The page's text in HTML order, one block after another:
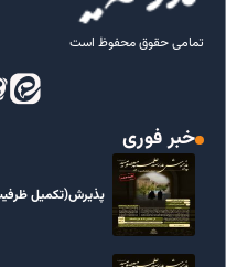
تمامی حقوق محفوظ است
خبر فوری
پذیرش(تکمیل